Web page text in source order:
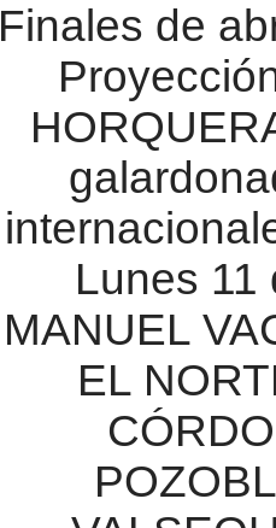
Finales de
Lunes 11
MANUEL
EL